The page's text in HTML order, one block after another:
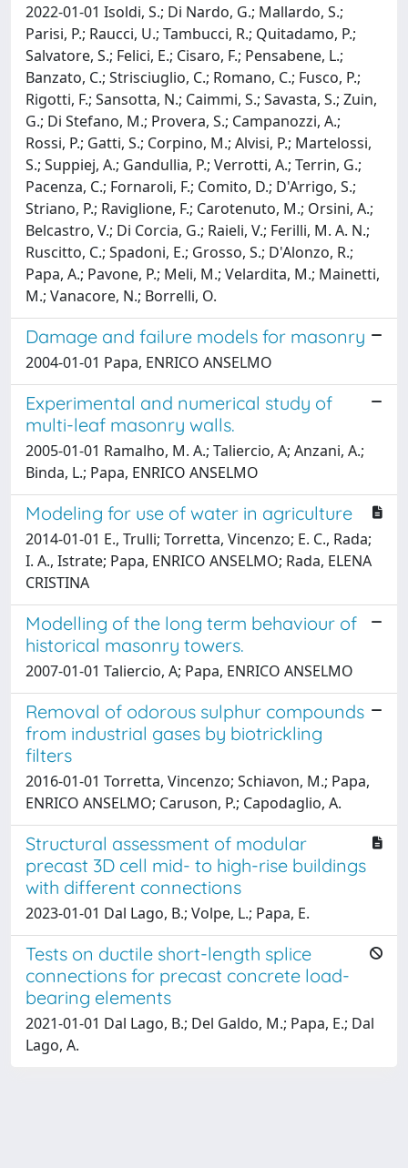
2022-01-01 Isoldi, S.; Di Nardo, G.; Mallardo, S.;
Parisi, P.; Raucci, U.; Tambucci, R.; Quitadamo, P.;
Salvatore, S.; Felici, E.; Cisaro, F.; Pensabene, L.;
Banzato, C.; Strisciuglio, C.; Romano, C.; Fusco, P.;
Rigotti, F.; Sansotta, N.; Caimmi, S.; Savasta, S.; Zuin,
G.; Di Stefano, M.; Provera, S.; Campanozzi, A.;
Rossi, P.; Gatti, S.; Corpino, M.; Alvisi, P.; Martelossi,
S.; Suppiej, A.; Gandullia, P.; Verrotti, A.; Terrin, G.;
Pacenza, C.; Fornaroli, F.; Comito, D.; D'Arrigo, S.;
Striano, P.; Raviglione, F.; Carotenuto, M.; Orsini, A.;
Belcastro, V.; Di Corcia, G.; Raieli, V.; Ferilli, M. A. N.;
Ruscitto, C.; Spadoni, E.; Grosso, S.; D'Alonzo, R.;
Papa, A.; Pavone, P.; Meli, M.; Velardita, M.; Mainetti,
M.; Vanacore, N.; Borrelli, O.
Damage and failure models for masonry
2004-01-01 Papa, ENRICO ANSELMO
Experimental and numerical study of
multi-leaf masonry walls.
2005-01-01 Ramalho, M. A.; Taliercio, A; Anzani, A.;
Binda, L.; Papa, ENRICO ANSELMO
Modeling for use of water in agriculture
2014-01-01 E., Trulli; Torretta, Vincenzo; E. C., Rada;
I. A., Istrate; Papa, ENRICO ANSELMO; Rada, ELENA
CRISTINA
Modelling of the long term behaviour of
historical masonry towers.
2007-01-01 Taliercio, A; Papa, ENRICO ANSELMO
Removal of odorous sulphur compounds
from industrial gases by biotrickling
filters
2016-01-01 Torretta, Vincenzo; Schiavon, M.; Papa,
ENRICO ANSELMO; Caruson, P.; Capodaglio, A.
Structural assessment of modular
precast 3D cell mid- to high-rise buildings
with different connections
2023-01-01 Dal Lago, B.; Volpe, L.; Papa, E.
Tests on ductile short-length splice
connections for precast concrete load-
bearing elements
2021-01-01 Dal Lago, B.; Del Galdo, M.; Papa, E.; Dal
Lago, A.